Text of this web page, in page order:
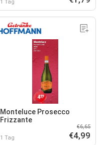
1 Tag
Monteluce Prosecco
Frizzante
1 Tag
€6,65
€4,99